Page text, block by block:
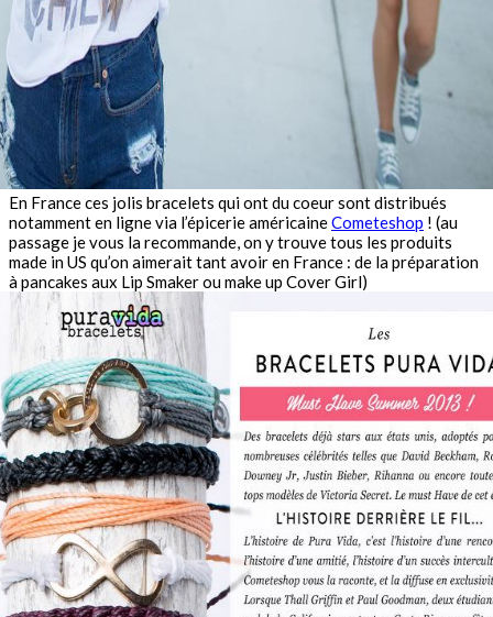
En France ces jolis bracelets qui ont du coeur sont distribués
notamment en ligne via l’épicerie américaineCometeshop ! (au
passage je vous la recommande, on y trouve tous les produits
made in US qu’on aimerait tant avoir en France : de la préparation
à pancakes aux Lip Smaker ou make up Cover Girl)